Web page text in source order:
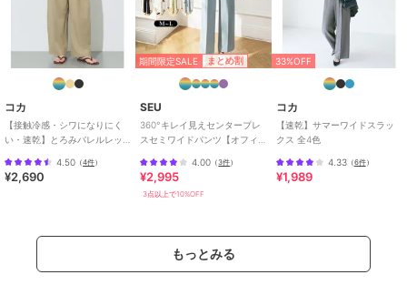
商品のお取り扱い方法
お手入れ 手洗い（水温30℃以下）
特徴
パンツ
布・キャンバス/ポリエステル素
ミッ
ドライズ/ ライフスタイル / ゴ
パーティー・結婚式・二次会/セ
レモニー・入学式・卒業式
無地 / 洗える/
コカ
【接触冷感・シワになりにく
い・速乾】とろみバレルレッ
4.50 （4件）
¥2,690
期間限定SALE まとめ割
SEU
360°キレイ見えセンタープレ
スセミワイドパンツ【オフィ
ジュアル】
4.00 （3件）
¥2,995
3点以上で10%OFF
33%OFF
コカ
【速乾】サマーワイドスラッ
クス 全4色
4.33（6件）
¥1,989
もっとみる